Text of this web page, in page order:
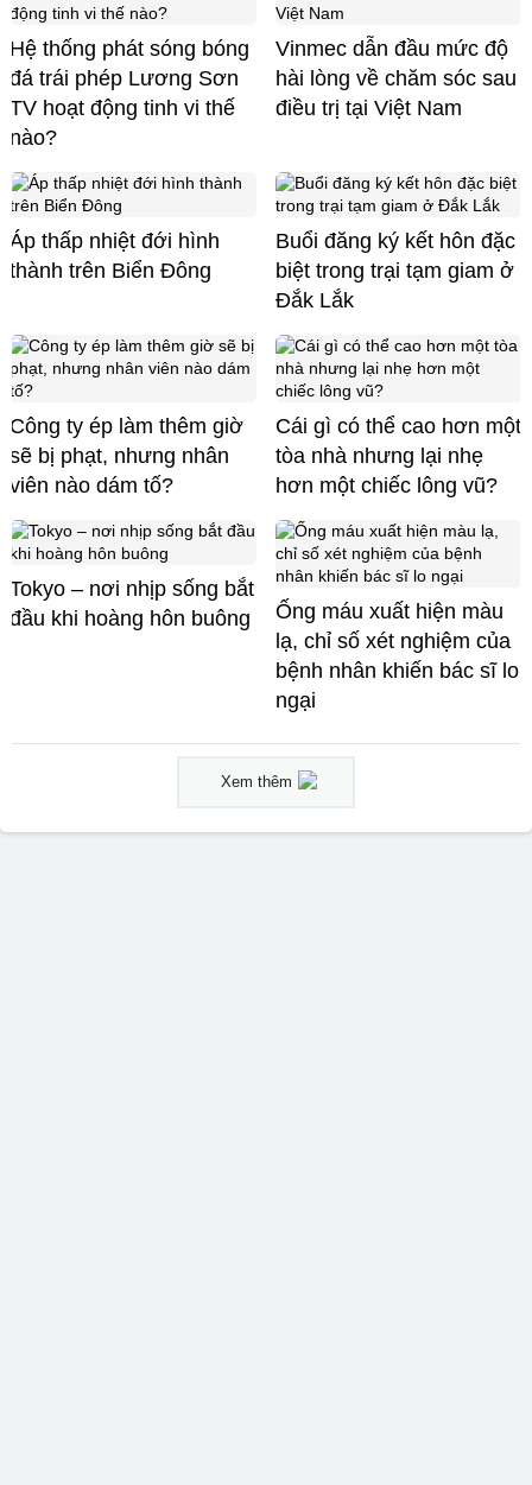
Hệ thống phát sóng bóng
đá trái phép Lương Sơn
TV hoạt động tinh vi thế
nào?
Vinmec dẫn đầu mức độ
hài lòng về chăm sóc sau
điều trị tại Việt Nam
Áp thấp nhiệt đới hình
thành trên Biển Đông
Buổi đăng ký kết hôn đặc
biệt trong trại tạm giam ở
Đắk Lắk
Công ty ép làm thêm giờ
sẽ bị phạt, nhưng nhân
viên nào dám tố?
Cái gì có thể cao hơn một
tòa nhà nhưng lại nhẹ
hơn một chiếc lông vũ?
Tokyo – nơi nhịp sống bắt
đầu khi hoàng hôn buông
Ống máu xuất hiện màu
lạ, chỉ số xét nghiệm của
bệnh nhân khiến bác sĩ lo
ngại
Xem thêm